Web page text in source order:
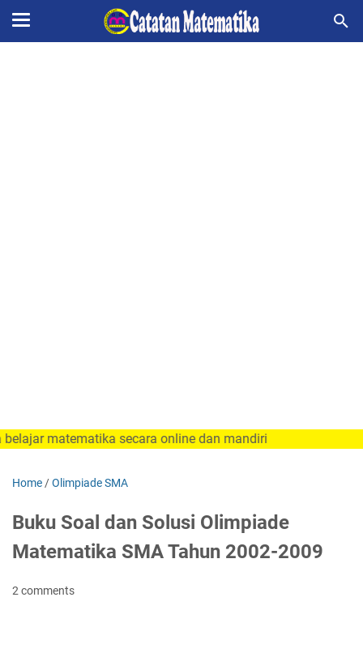
matematika secara online dan mandiri
Home /Olimpiade SMA
Buku Soal dan Solusi Olimpiade
Matematika SMA Tahun 2002-2009
2 comments